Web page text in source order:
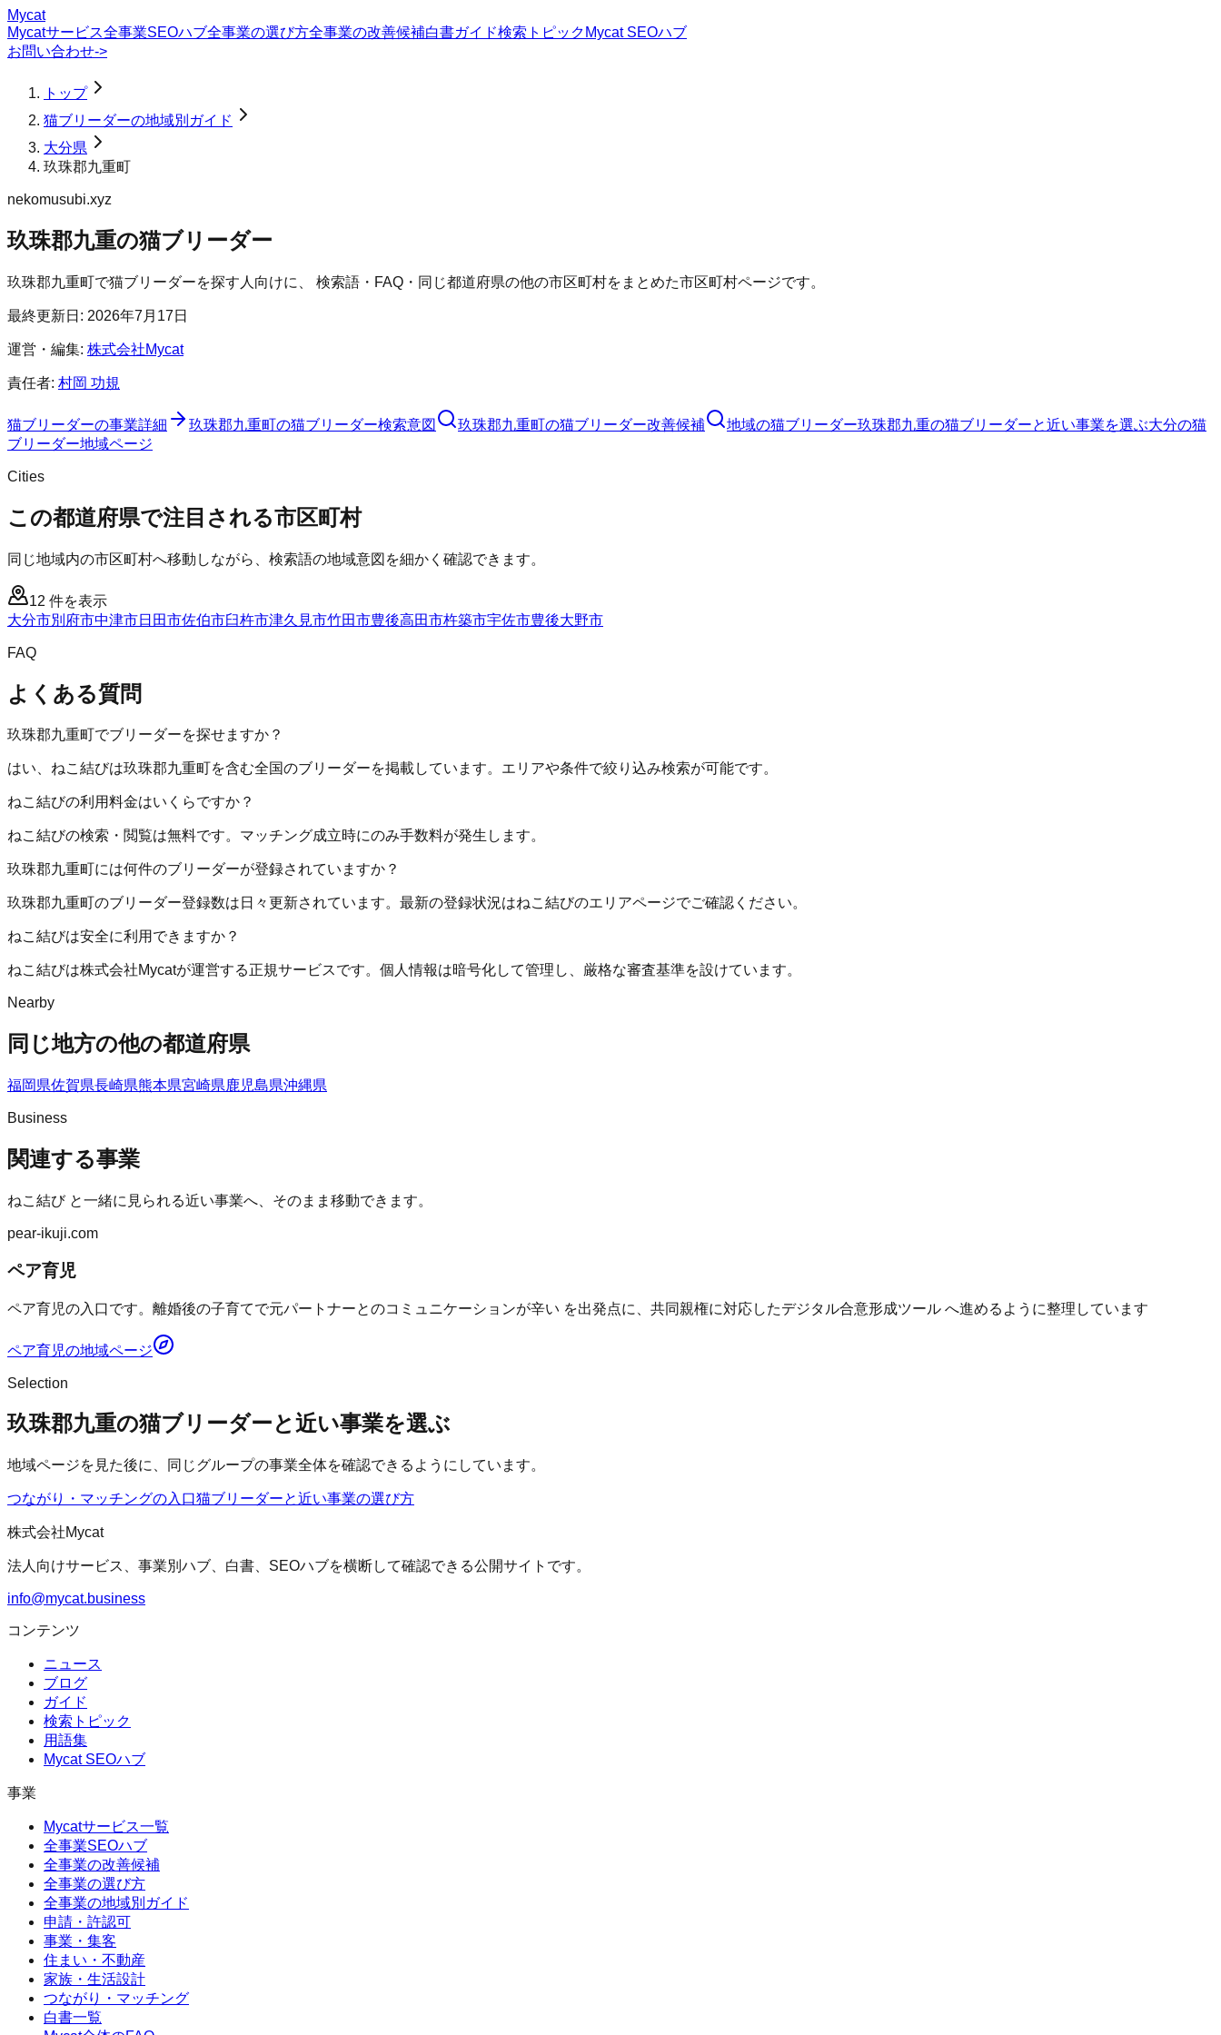
Mycat
Mycatサービス全事業SEOハブ全事業の選び方全事業の改善候補白書ガイド検索トピック Mycat SEOハブ
お問い合わせ->
トップ
猫ブリーダーの地域別ガイド
大分県
玖珠郡九重町
nekomusubi.xyz
玖珠郡九重の猫ブリーダー
玖珠郡九重町で猫ブリーダーを探す人向けに、 検索語・FAQ・同じ都道府県の他の市区町村をまとめた市区町村ページです。
最終更新日: 2026年7月17日
運営・編集: 株式会社Mycat
責任者: 村岡 功規
猫ブリーダーの事業詳細 玖珠郡九重町の猫ブリーダー検索意図 玖珠郡九重町の猫ブリーダー改善候補 地域の猫ブリーダー玖珠郡九重の猫ブリーダーと近い事業を選ぶ大分の猫
ブリーダー地域ページ
Cities
この都道府県で注目される市区町村
同じ地域内の市区町村へ移動しながら、検索語の地域意図を細かく確認できます。
12 件を表示
大分市別府市中津市日田市佐伯市臼杵市津久見市竹田市豊後高田市杵築市宇佐市豊後大野市
FAQ
よくある質問
玖珠郡九重町でブリーダーを探せますか？
はい、ねこ結びは玖珠郡九重町を含む全国のブリーダーを掲載しています。エリアや条件で絞り込み検索が可能です。
ねこ結びの利用料金はいくらですか？
ねこ結びの検索・閲覧は無料です。マッチング成立時にのみ手数料が発生します。
玖珠郡九重町には何件のブリーダーが登録されていますか？
玖珠郡九重町のブリーダー登録数は日々更新されています。最新の登録状況はねこ結びのエリアページでご確認ください。
ねこ結びは安全に利用できますか？
ねこ結びは株式会社Mycatが運営する正規サービスです。個人情報は暗号化して管理し、厳格な審査基準を設けています。
Nearby
同じ地方の他の都道府県
福岡県佐賀県長崎県熊本県宮崎県鹿児島県沖縄県
Business
関連する事業
ねこ結びと一緒に見られる近い事業へ、そのまま移動できます。
pear-ikuji.com
ペア育児
ペア育児の入口です。離婚後の子育てで元パートナーとのコミュニケーションが辛い を出発点に、共同親権に対応したデジタル合意形成ツール へ進めるように整理しています
ペア育児の地域ページ
Selection
玖珠郡九重の猫ブリーダーと近い事業を選ぶ
地域ページを見た後に、同じグループの事業全体を確認できるようにしています。
つながり・マッチングの入口猫ブリーダーと近い事業の選び方
株式会社Mycat
法人向けサービス、事業別ハブ、白書、SEOハブを横断して確認できる公開サイトです。
info@mycat.business
コンテンツ
ニュース
ブログ
ガイド
検索トピック
用語集
Mycat SEOハブ
事業
Mycatサービス一覧
全事業SEOハブ
全事業の改善候補
全事業の選び方
全事業の地域別ガイド
申請・許認可
事業・集客
住まい・不動産
家族・生活設計
つながり・マッチング
白書一覧